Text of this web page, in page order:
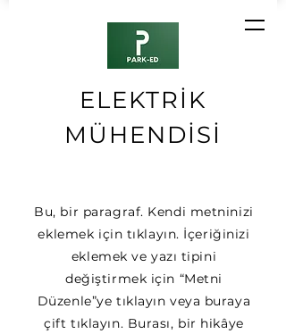
ELEKTRİK
MÜHENDİSİ
Bu, bir paragraf. Kendi metninizi
eklemek için tıklayın. İçeriğinizi
eklemek ve yazı tipini
değiştirmek için “Metni
Düzenle”ye tıklayın veya buraya
çift tıklayın. Burası, bir hikâye